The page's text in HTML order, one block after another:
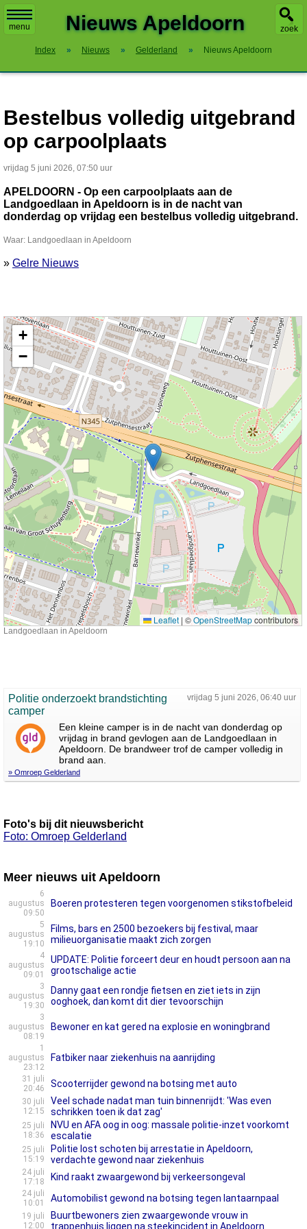
menu zoek
Nieuws Apeldoorn
Index » Nieuws » Gelderland » Nieuws Apeldoorn
Bestelbus volledig uitgebrand
op carpoolplaats
vrijdag 5 juni 2026, 07:50 uur
APELDOORN - Op een carpoolplaats aan de
Landgoedlaan in Apeldoorn is in de nacht van
donderdag op vrijdag een bestelbus volledig uitgebrand.
Waar: Landgoedlaan in Apeldoorn
» Gelre Nieuws
Kaart nieuws Apeldoorn. Locatie nieuws: 52.20784 / 6.01558 Landgoedlaan
+
−
Leaflet | ©OpenStreetMapcontributors
Landgoedlaan in Apeldoorn
vrijdag 5 juni 2026, 06:40 uur
Politie onderzoekt brandstichting
camper
Een kleine camper is in de nacht van donderdag op
vrijdag in brand gevlogen aan de Landgoedlaan in
Apeldoorn. De brandweer trof de camper volledig in
brand aan.
» Omroep Gelderland
Foto's bij dit nieuwsbericht
Foto: Omroep Gelderland
Meer nieuws uit Apeldoorn
6
augustus
09:50
Boeren protesteren tegen voorgenomen stikstofbeleid
5
augustus
19:10
Films, bars en 2500 bezoekers bij festival, maar
milieuorganisatie maakt zich zorgen
4
augustus
09:01
UPDATE: Politie forceert deur en houdt persoon aan na
grootschalige actie
3
augustus
19:30
Danny gaat een rondje fietsen en ziet iets in zijn
ooghoek, dan komt dit dier tevoorschijn
3
augustus
08:19
Bewoner en kat gered na explosie en woningbrand
1
augustus
23:12
Fatbiker naar ziekenhuis na aanrijding
31 juli
20:46
Scooterrijder gewond na botsing met auto
30 juli
12:15
Veel schade nadat man tuin binnenrijdt: 'Was even
schrikken toen ik dat zag'
25 juli
18:36
NVU en AFA oog in oog: massale politie-inzet voorkomt
escalatie
25 juli
15:19
Politie lost schoten bij arrestatie in Apeldoorn,
verdachte gewond naar ziekenhuis
24 juli
17:18
Kind raakt zwaargewond bij verkeersongeval
24 juli
10:01
Automobilist gewond na botsing tegen lantaarnpaal
19 juli
12:00
Buurtbewoners zien zwaargewonde vrouw in
trappenhuis liggen na steekincident in Apeldoorn